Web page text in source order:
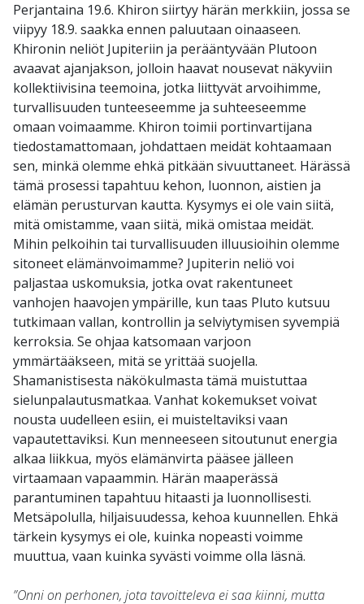
Perjantaina 19.6. Khiron siirtyy härän merkkiin, jossa se
viipyy 18.9. saakka ennen paluutaan oinaaseen.
Khironin neliöt Jupiteriin ja perääntyvään Plutoon
avaavat ajanjakson, jolloin haavat nousevat näkyviin
kollektiivisina teemoina, jotka liittyvät arvoihimme,
turvallisuuden tunteeseemme ja suhteeseemme
omaan voimaamme. Khiron toimii portinvartijana
tiedostamattomaan, johdattaen meidät kohtaamaan
sen, minkä olemme ehkä pitkään sivuuttaneet. Härässä
tämä prosessi tapahtuu kehon, luonnon, aistien ja
elämän perusturvan kautta. Kysymys ei ole vain siitä,
mitä omistamme, vaan siitä, mikä omistaa meidät.
Mihin pelkoihin tai turvallisuuden illuusioihin olemme
sitoneet elämänvoimamme? Jupiterin neliö voi
paljastaa uskomuksia, jotka ovat rakentuneet
vanhojen haavojen ympärille, kun taas Pluto kutsuu
tutkimaan vallan, kontrollin ja selviytymisen syvempiä
kerroksia. Se ohjaa katsomaan varjoon
ymmärtääkseen, mitä se yrittää suojella.
Shamanistisesta näkökulmasta tämä muistuttaa
sielunpalautusmatkaa. Vanhat kokemukset voivat
nousta uudelleen esiin, ei muisteltaviksi vaan
vapautettaviksi. Kun menneeseen sitoutunut energia
alkaa liikkua, myös elämänvirta pääsee jälleen
virtaamaan vapaammin. Härän maaperässä
parantuminen tapahtuu hitaasti ja luonnollisesti.
Metsäpolulla, hiljaisuudessa, kehoa kuunnellen. Ehkä
tärkein kysymys ei ole, kuinka nopeasti voimme
muuttua, vaan kuinka syvästi voimme olla läsnä.
”Onni on perhonen, jota tavoitteleva ei saa kiinni, mutta